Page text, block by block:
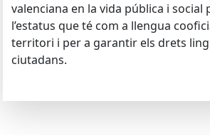
valenciana en la vida pública i social
l’estatus que té com a llengua
territori i per a garantir els drets
ciutadans.